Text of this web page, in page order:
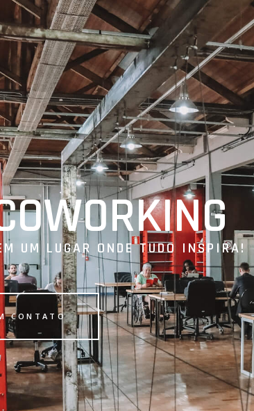
UM LUGAR ONDE TUDO INSPIRA!
CONTATO